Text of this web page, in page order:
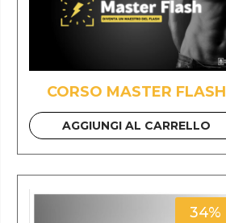
CORSO MASTER FLASH
AGGIUNGI AL CARRELLO
34%